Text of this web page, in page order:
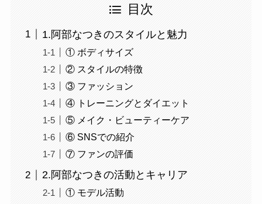
目次
1.阿部なつきのスタイルと魅力
① ボディサイズ
② スタイルの特徴
③ ファッション
④ トレーニングとダイエット
⑤ メイク・ビューティーケア
⑥ SNSでの紹介
⑦ ファンの評価
2.阿部なつきの活動とキャリア
① モデル活動